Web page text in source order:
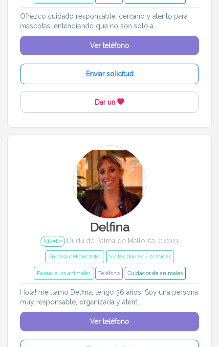
Ofrezco cuidado responsable, cercano y atento para
mascotas, entendiendo que no son solo a...
Ver teléfono
Enviar solicitud
Dar un
Delfina
Nivel 2 Dudú de Palma de Mallorca, 07003
En casa del cuidador Visitas diarias / comidas
Pasear a los animales Teléfono Cuidador de animales
Hola! me llamo Delfina, tengo 36 años. Soy una persona
muy responsable, organizada y atent...
Ver teléfono